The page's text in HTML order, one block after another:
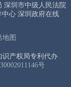
深圳市中级人民法院
中心 深圳政府在线
地图
产权局专利代办
号